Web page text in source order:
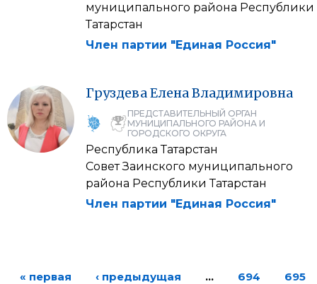
муниципального района Республики
Татарстан
Член партии "Единая Россия"
ГруздеваЕленаВладимировна
ПРЕДСТАВИТЕЛЬНЫЙ ОРГАН
МУНИЦИПАЛЬНОГО РАЙОНА И
ГОРОДСКОГО ОКРУГА
Республика Татарстан
Совет Заинского муниципального
района Республики Татарстан
Член партии "Единая Россия"
« первая ‹ предыдущая … 694
695